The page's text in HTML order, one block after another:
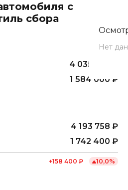
Нет
с
сбора
4 035 358
1 584 000 ₽
4 193 758 ₽
1 742 400 ₽
+158 400 ₽ 10,0%